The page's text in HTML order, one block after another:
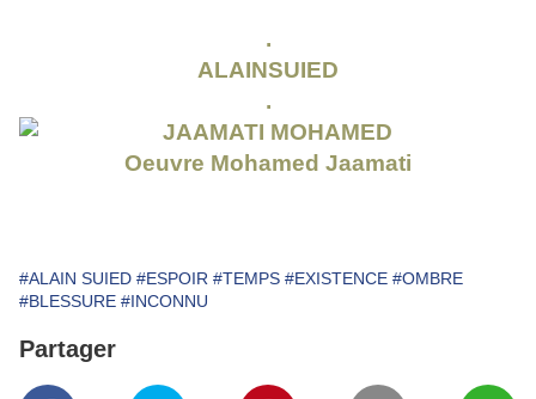
.
ALAINSUIED
.
Oeuvre Mohamed Jaamati
#ALAIN SUIED #ESPOIR #TEMPS #EXISTENCE #OMBRE
#BLESSURE #INCONNU
Partager